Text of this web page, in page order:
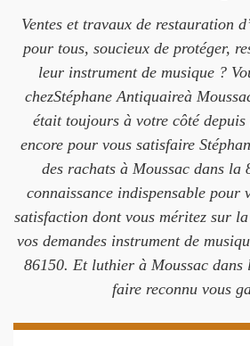
Ventes et travaux de restauration
pour tous, soucieux de protéger,
leur instrument de musique ?
chezStéphane Antiquaireà
était toujours à votre côté
encore pour vous satisfaire
des rachats à Moussac dans la
connaissance indispensable pour
satisfaction dont vous méritez sur
vos demandes instrument de
86150. Et luthier à Moussac
faire reconnu vous